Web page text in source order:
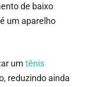
de baixo
um aparelho
um tênis
reduzindo ainda